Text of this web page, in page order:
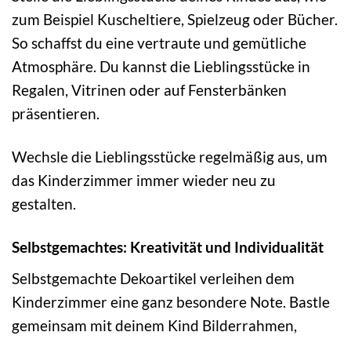
zum Beispiel Kuscheltiere, Spielzeug oder Bücher.
So schaffst du eine vertraute und gemütliche
Atmosphäre. Du kannst die Lieblingsstücke in
Regalen, Vitrinen oder auf Fensterbänken
präsentieren.
Wechsle die Lieblingsstücke regelmäßig aus, um
das Kinderzimmer immer wieder neu zu
gestalten.
Selbstgemachtes: Kreativität und Individualität
Selbstgemachte Dekoartikel verleihen dem
Kinderzimmer eine ganz besondere Note. Bastle
gemeinsam mit deinem Kind Bilderrahmen,